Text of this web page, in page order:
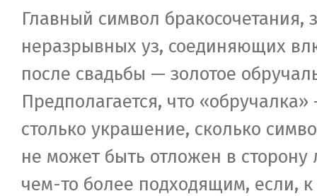
Главный символ бракосочетания,
неразрывных уз, соединяющих
после свадьбы — золотое
Предполагается, что «обручалка»
столько украшение, сколько
не может быть отложен в сторону
чем-то более подходящим, если,